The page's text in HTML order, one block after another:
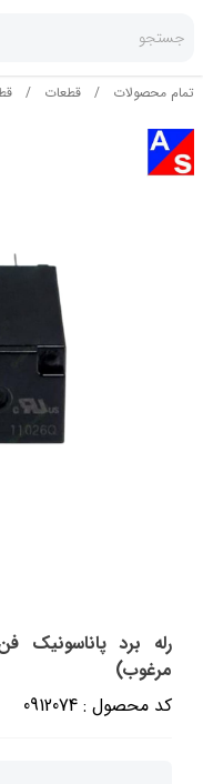
جستجو
تمام محصولات / قطعات /
رله برد پاناسونیک
مرغوب)
کد محصول : 0912074